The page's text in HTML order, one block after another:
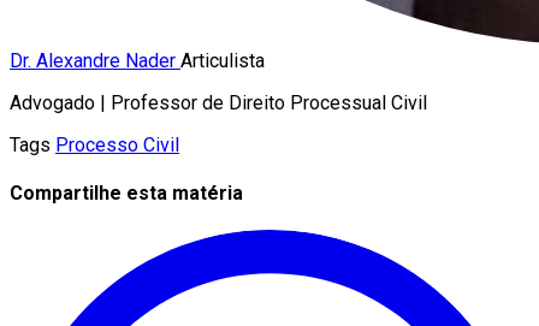
Dr. Alexandre Nader Articulista
Advogado | Professor de Direito Processual Civil
Tags Processo Civil
Compartilhe esta matéria